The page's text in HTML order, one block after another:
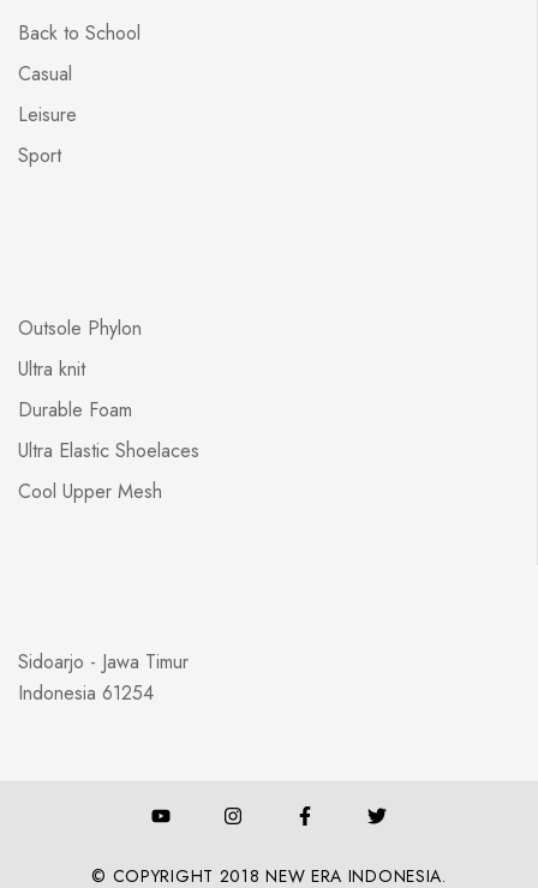
Back to School
Casual
Leisure
Sport
Outsole Phylon
Ultra knit
Durable Foam
Ultra Elastic Shoelaces
Cool Upper Mesh
Sidoarjo - Jawa Timur
Indonesia 61254
© COPYRIGHT 2018 NEW ERA INDONESIA.